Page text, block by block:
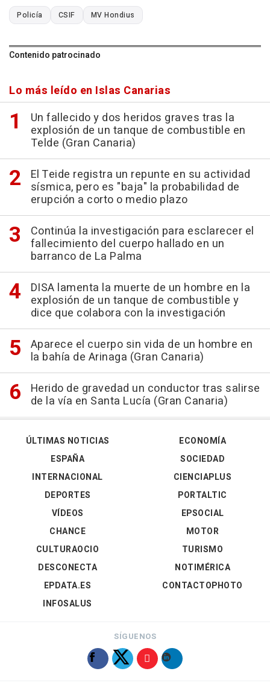
Policía CSIF MV Hondius
Contenido patrocinado
Lo más leído en Islas Canarias
Un fallecido y dos heridos graves tras la
explosión de un tanque de combustible en
Telde (Gran Canaria)
El Teide registra un repunte en su actividad
sísmica, pero es "baja" la probabilidad de
erupción a corto o medio plazo
Continúa la investigación para esclarecer el
fallecimiento del cuerpo hallado en un
barranco de La Palma
DISA lamenta la muerte de un hombre en la
explosión de un tanque de combustible y
dice que colabora con la investigación
Aparece el cuerpo sin vida de un hombre en
la bahía de Arinaga (Gran Canaria)
Herido de gravedad un conductor tras salirse
de la vía en Santa Lucía (Gran Canaria)
ÚLTIMAS NOTICIAS
ESPAÑA
INTERNACIONAL
DEPORTES
VÍDEOS
ECONOMÍA
SOCIEDAD
CIENCIAPLUS
PORTALTIC
EPSOCIAL
CHANCE
CULTURAOCIO
DESCONECTA
EPDATA.ES
INFOSALUS
MOTOR
TURISMO
NOTIMÉRICA
CONTACTOPHOTO
SÍGUENOS